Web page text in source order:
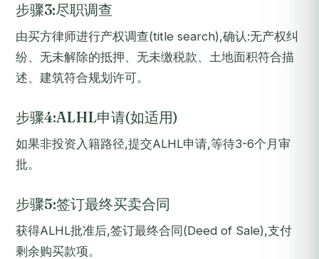
步骤3:尽职调查
由买方律师进行产权调查(title search),确认:无产权纠
纷、无未解除的抵押、无未缴税款、土地面积符合描
述、建筑符合规划许可。
步骤4:ALHL申请(如适用)
如果非投资入籍路径,提交ALHL申请,等待3-6个月审
批。
步骤5:签订最终买卖合同
获得ALHL批准后,签订最终合同(Deed of Sale),支付
剩余购买款项。